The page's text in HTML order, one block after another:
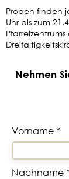
Proben finden
Uhr bis zum
Nehmen
Vorname
Nachname